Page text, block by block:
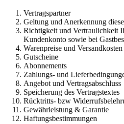
Vertragspartner
Geltung und Anerkennung
Richtigkeit und Vertraulichkeit
Kundenkonto sowie bei
Warenpreise und Versandkosten
Gutscheine
Abonnements
Zahlungs- und
Angebot und Vertragsabschluss
Speicherung des Vertragstextes
Rücktritts- bzw
Gewährleistung & Garantie
Haftungsbestimmungen